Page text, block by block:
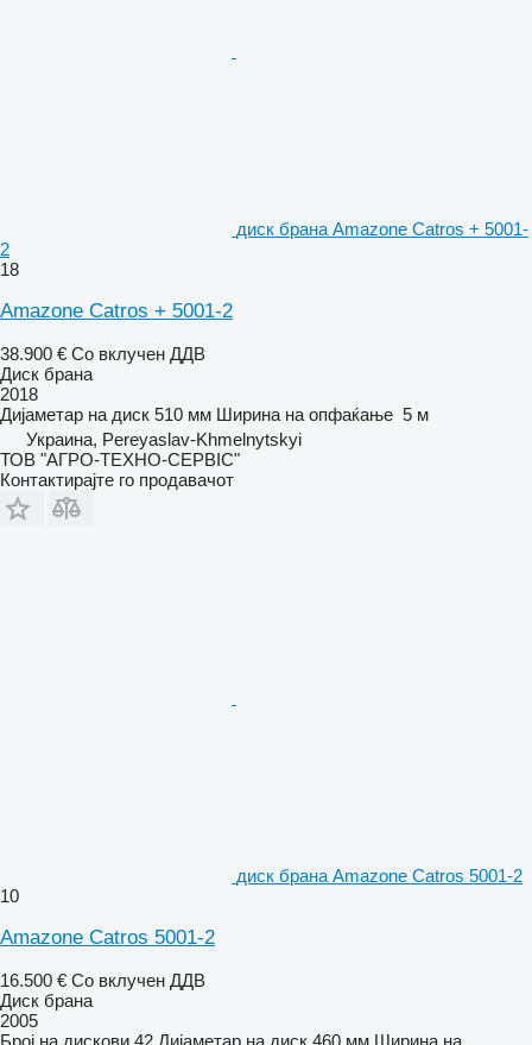
диск брана Amazone Catros + 5001-
2
18
Amazone Catros + 5001-2
38.900 € Со вклучен ДДВ
Диск брана
2018
Дијаметар на диск 510 мм Ширина на опфаќање 5 м
Украина, Pereyaslav-Khmelnytskyi
ТОВ "АГРО-ТЕХНО-СЕРВІС"
Контактирајте го продавачот
диск брана Amazone Catros 5001-2
10
Amazone Catros 5001-2
16.500 € Со вклучен ДДВ
Диск брана
2005
Број на дискови 42 Дијаметар на диск 460 мм Ширина на